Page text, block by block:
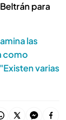
para
las
como
varias